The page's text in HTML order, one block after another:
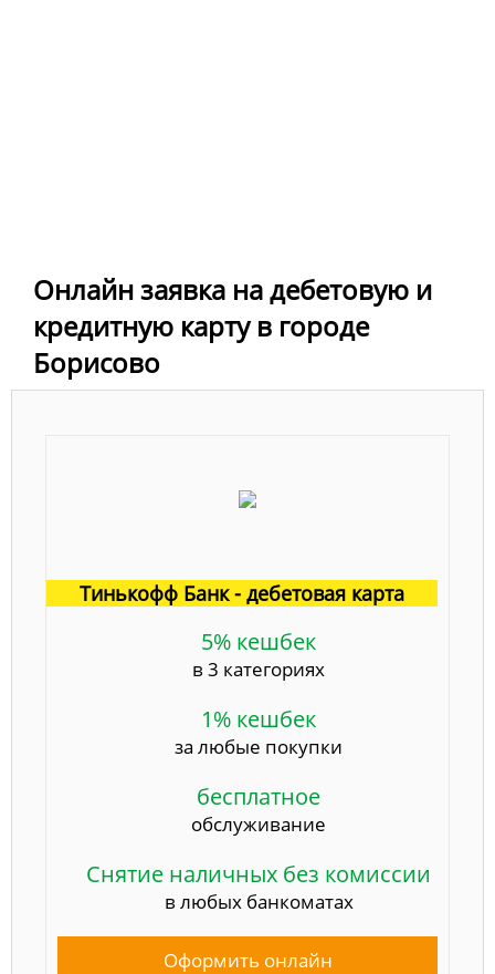
Онлайн заявка на дебетовую и
кредитную карту в городе
Борисово
Тинькофф Банк - дебетовая карта
5% кешбек
в 3 категориях
1% кешбек
за любые покупки
бесплатное
обслуживание
Снятие наличных без комиссии
в любых банкоматах
Оформить онлайн